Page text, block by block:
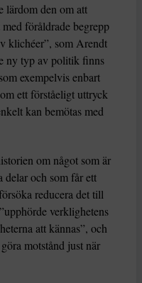
lärdom den om att
föråldrade begrepp
klichéer”, som Arendt
ny typ av politik finns
exempelvis enbart
ett förståeligt uttryck
kan bemötas med
om något som är
delar och som får ett
reducera det till
verklighetens
att kännas”, och
motstånd just när